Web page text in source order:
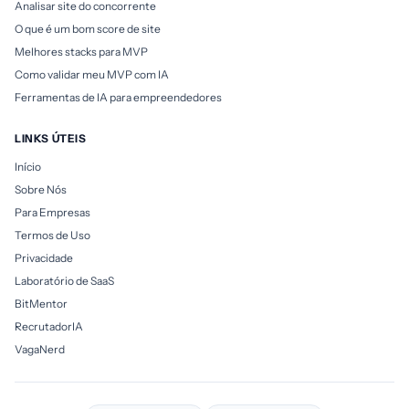
Analisar site do concorrente
O que é um bom score de site
Melhores stacks para MVP
Como validar meu MVP com IA
Ferramentas de IA para empreendedores
LINKS ÚTEIS
Início
Sobre Nós
Para Empresas
Termos de Uso
Privacidade
Laboratório de SaaS
BitMentor
RecrutadorIA
VagaNerd